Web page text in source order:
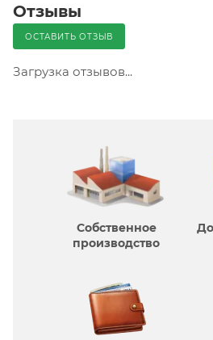
Отзывы
ОСТАВИТЬ ОТЗЫВ
Загрузка отзывов...
Собственное
производcтво